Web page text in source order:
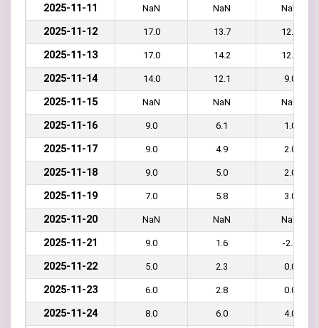
2025-11-11 NaN NaN NaN
2025-11-12 17.0 13.7 12.0
2025-11-13 17.0 14.2 12.0
2025-11-14 14.0 12.1 9.0
2025-11-15 NaN NaN NaN
2025-11-16 9.0 6.1 1.0
2025-11-17 9.0 4.9 2.0
2025-11-18 9.0 5.0 2.0
2025-11-19 7.0 5.8 3.0
2025-11-20 NaN NaN NaN
2025-11-21 9.0 1.6 -2.0
2025-11-22 5.0 2.3 0.0
2025-11-23 6.0 2.8 0.0
2025-11-24 8.0 6.0 4.0